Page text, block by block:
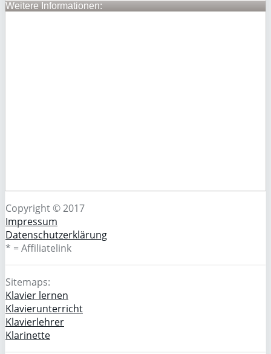
Weitere Informationen:
Copyright © 2017
Impressum
Datenschutzerklärung
* = Affiliatelink
Sitemaps:
Klavier lernen
Klavierunterricht
Klavierlehrer
Klarinette